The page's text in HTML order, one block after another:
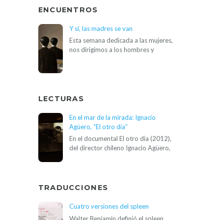
ENCUENTROS
Y sí, las madres se van
Esta semana dedicada a las mujeres,
nos dirigimos a los hombres y
LECTURAS
En el mar de la mirada: Ignacio
Agüero, “El otro día”
En el documental El otro día (2012),
del director chileno Ignacio Agüero,
TRADUCCIONES
Cuatro versiones del spleen
Walter Benjamin definió el spleen